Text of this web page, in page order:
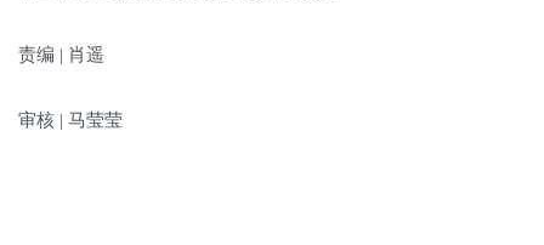
责编 | 肖遥
审核 | 马莹莹